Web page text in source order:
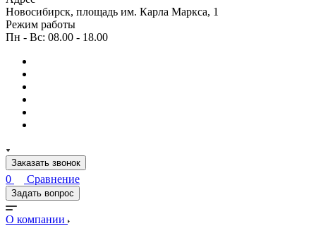
Новосибирск, площадь им. Карла Маркса, 1
Режим работы
Пн - Вс: 08.00 - 18.00
Заказать звонок
0 Сравнение
Задать вопрос
О компании